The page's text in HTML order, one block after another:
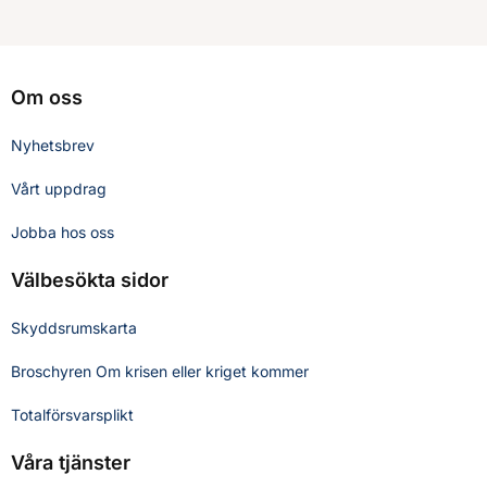
Om oss
Nyhetsbrev
Vårt uppdrag
Jobba hos oss
Välbesökta sidor
Skyddsrumskarta
Broschyren Om krisen eller kriget kommer
Totalförsvarsplikt
Våra tjänster